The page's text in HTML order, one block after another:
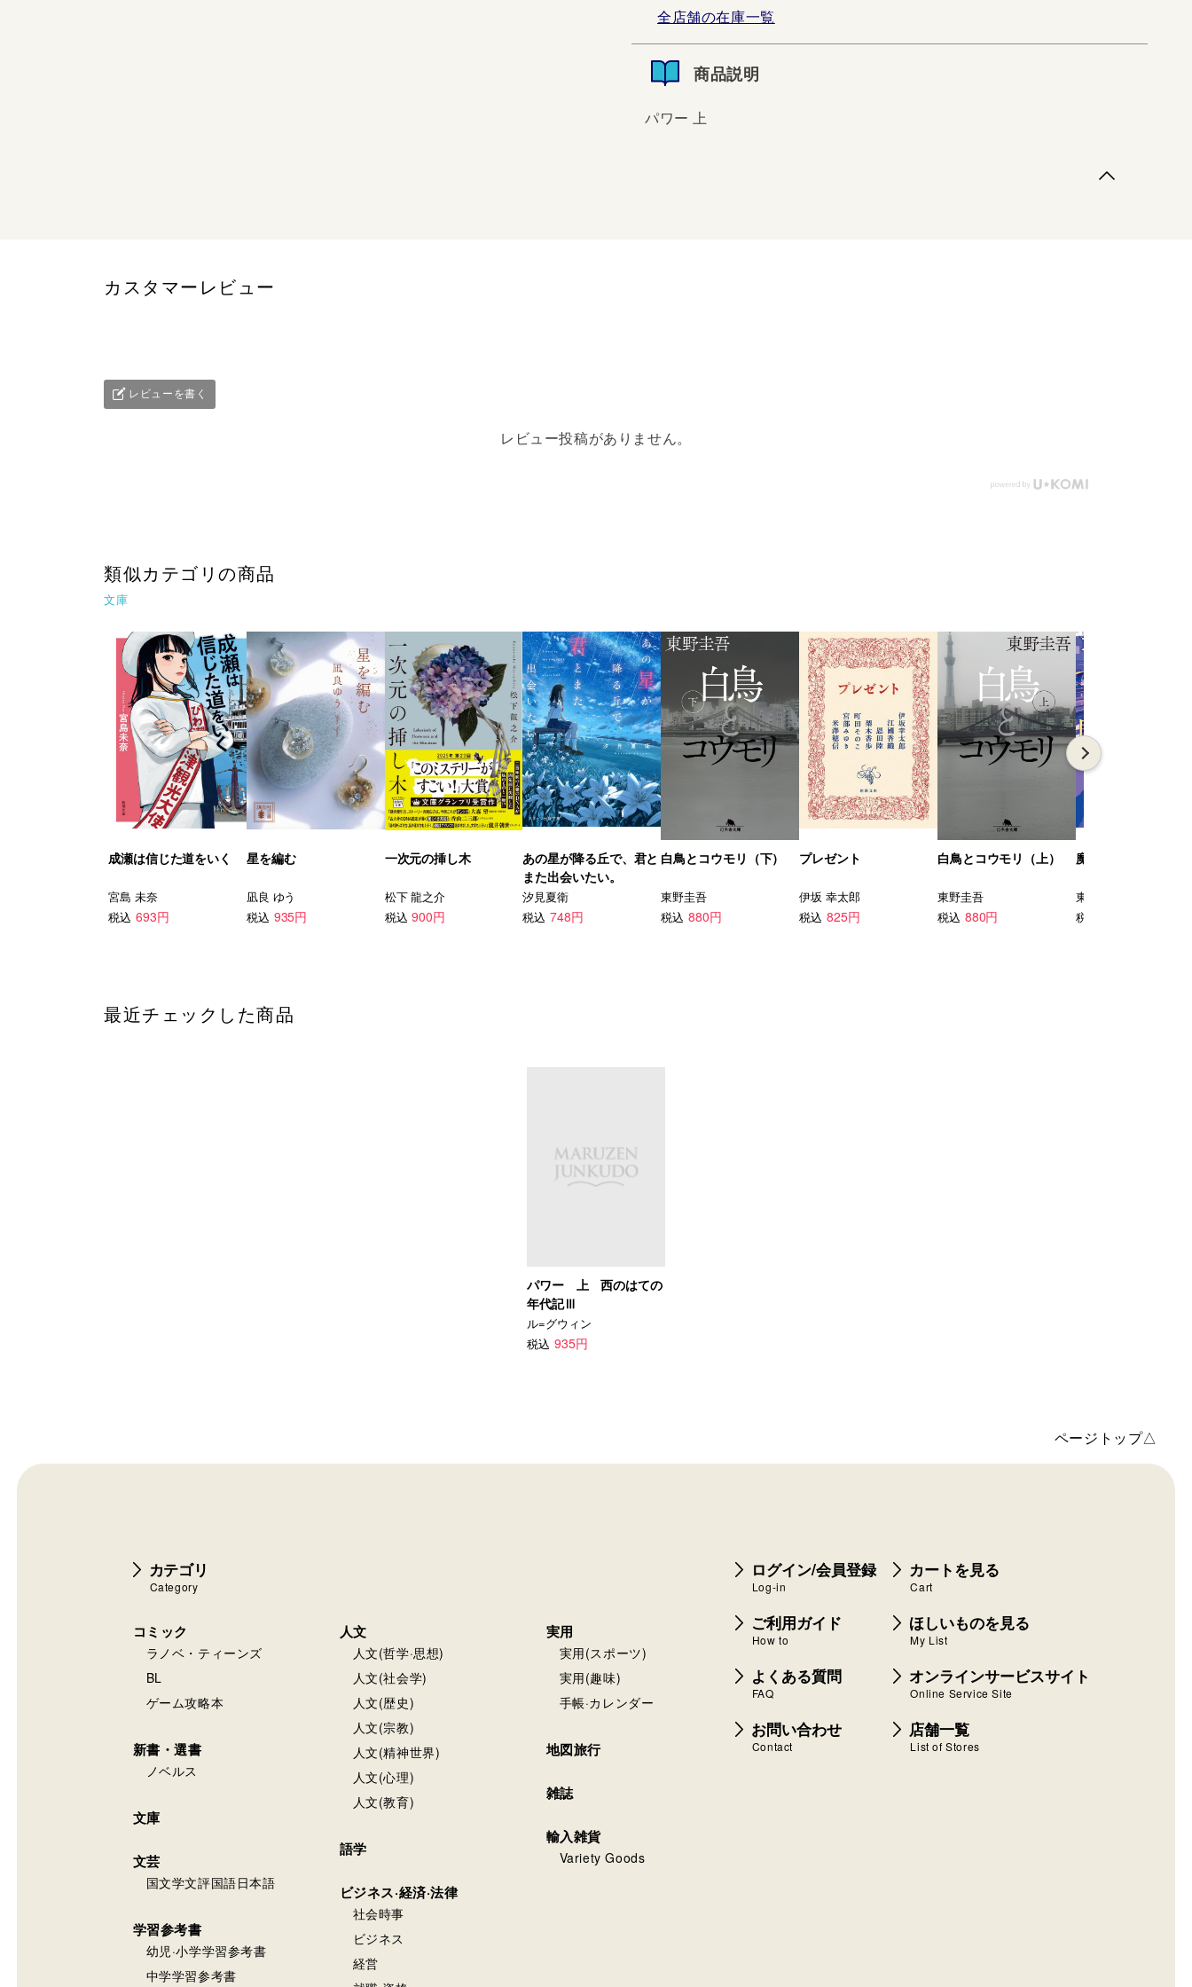
全店舗の在庫一覧
商品説明
パワー 上
カスタマーレビュー
レビューを書く
レビュー投稿がありません。
類似カテゴリの商品
文庫
成瀬は信じた道をいく
宮島 未奈
税込 693円
星を編む
凪良 ゆう
税込 935円
一次元の挿し木
松下 龍之介
税込 900円
あの星が降る丘で、君と
また出会いたい。
汐見夏衛
税込 748円
白鳥とコウモリ（下）
東野圭吾
税込 880円
プレゼント
伊坂 幸太郎
税込 825円
白鳥とコウモリ（上）
東野圭吾
税込 880円
魔女と過ごした七日
東野 圭吾
税込
最近チェックした商品
パワー 上 西のはての
年代記Ⅲ
ル=グウィン
税込 935円
ページトップ△
カテゴリ
Category
コミック
ラノベ・ティーンズ
BL
ゲーム攻略本
新書・選書
ノベルス
文庫
文芸
国文学文評国語日本語
学習参考書
幼児·小学学習参考書
中学学習参考書
人文
人文(哲学·思想)
人文(社会学)
人文(歴史)
人文(宗教)
人文(精神世界)
人文(心理)
人文(教育)
語学
ビジネス·経済·法律
社会時事
ビジネス
経営
実用
実用(スポーツ)
実用(趣味)
手帳·カレンダー
地図旅行
雑誌
輸入雑貨
Variety Goods
ログイン/会員登録
Log-in
カートを見る
Cart
ご利用ガイド
How to
ほしいものを見る
My List
よくある質問
FAQ
オンラインサービスサイト
Online Service Site
お問い合わせ
Contact
店舗一覧
List of Stores